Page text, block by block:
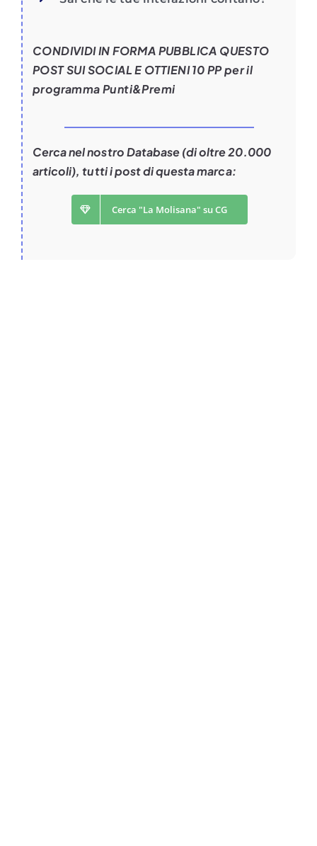
CONDIVIDI IN FORMA PUBBLICA QUESTO
POST SUI SOCIAL E OTTIENI 10 PP per il
programma Punti&Premi
Cerca nel nostro Database (di oltre 20.000
articoli), tutti i post di questa marca:
Cerca "La Molisana" su CG